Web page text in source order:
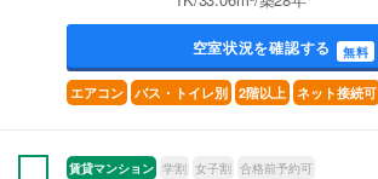
空室状況を確認する 無料
エアコン バス・トイレ別 2階以上 ネット接続可
賃貸マンション 学割 女子割 合格前予約可